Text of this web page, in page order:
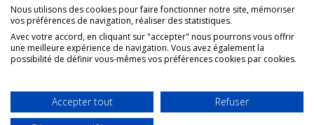
Nous utilisons des cookies pour faire fonctionner notre site, mémoriser
vos préférences de navigation, réaliser des statistiques.
Avec votre accord, en cliquant sur "accepter" nous pourrons vous offrir
une meilleure expérience de navigation. Vous avez également la
possibilité de définir vous-mêmes vos préférences cookies par cookies.
Accepter tout
Refuser